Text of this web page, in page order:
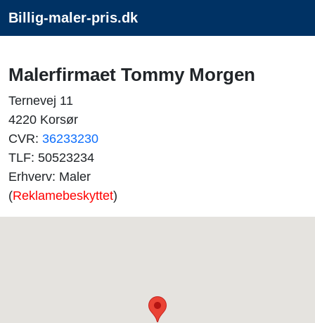
Billig-maler-pris.dk
Malerfirmaet Tommy Morgen
Ternevej 11
4220 Korsør
CVR: 36233230
TLF: 50523234
Erhverv: Maler
(Reklamebeskyttet)